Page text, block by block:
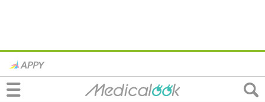
妊娠できない人の特徴は？改善方法は？病
院での治療法も。医師監修